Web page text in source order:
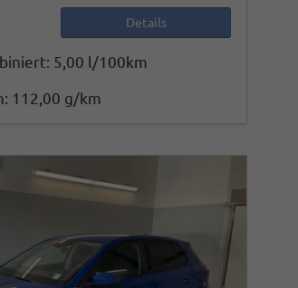
Details
5,00 l/100km
112,00 g/km